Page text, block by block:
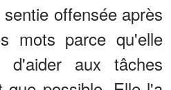
offensée après
mots parce qu'elle
d'aider aux tâches